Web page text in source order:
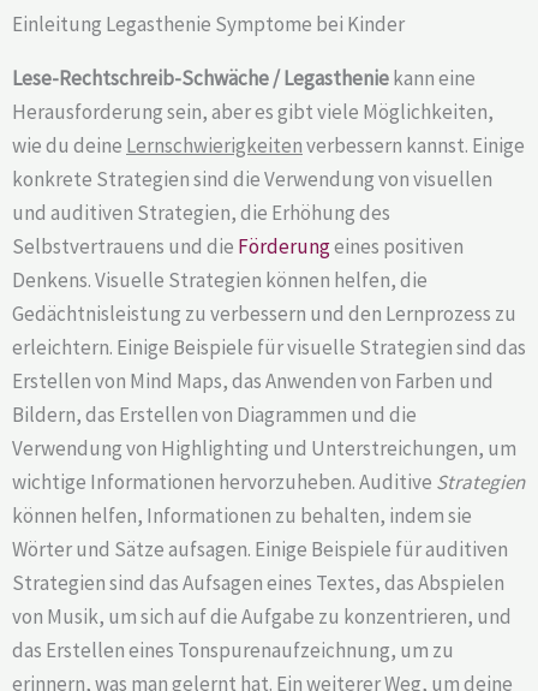
Einleitung Legasthenie Symptome bei Kinder
Lese-Rechtschreib-Schwäche / Legastheniekann eine
Herausforderung sein, aber es gibt viele Möglichkeiten,
wie du deine Lernschwierigkeitenverbessern kannst. Einige
konkrete Strategien sind die Verwendung von visuellen
und auditiven Strategien, die Erhöhung des
Selbstvertrauens und die Förderungeines positiven
Denkens. Visuelle Strategien können helfen, die
Gedächtnisleistung zu verbessern und den Lernprozess zu
erleichtern. Einige Beispiele für visuelle Strategien sind das
Erstellen von Mind Maps, das Anwenden von Farben und
Bildern, das Erstellen von Diagrammen und die
Verwendung von Highlighting und Unterstreichungen, um
wichtige Informationen hervorzuheben. Auditive Strategien
können helfen, Informationen zu behalten, indem sie
Wörter und Sätze aufsagen. Einige Beispiele für auditiven
Strategien sind das Aufsagen eines Textes, das Abspielen
von Musik, um sich auf die Aufgabe zu konzentrieren, und
das Erstellen eines Tonspurenaufzeichnung, um zu
erinnern, was man gelernt hat. Ein weiterer Weg, um deine